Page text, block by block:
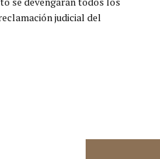
judicial del